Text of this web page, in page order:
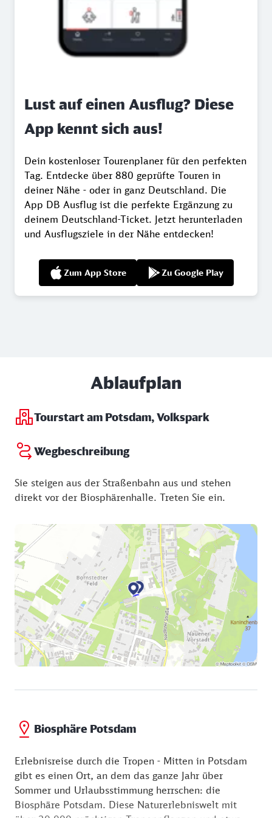
Lust auf einen Ausflug? Diese
App kennt sich aus!
Dein kostenloser Tourenplaner für den perfekten
Tag. Entdecke über 880 geprüfte Touren in
deiner Nähe - oder in ganz Deutschland. Die
App DB Ausflug ist die perfekte Ergänzung zu
deinem Deutschland-Ticket. Jetzt herunterladen
und Ausflugsziele in der Nähe entdecken!
Zum App Store Zu Google Play
Ablaufplan
Tourstart am Potsdam, Volkspark
Wegbeschreibung
Sie steigen aus der Straßenbahn aus und stehen
direkt vor der Biosphärenhalle. Treten Sie ein.
Biosphäre Potsdam
Erlebnisreise durch die Tropen - Mitten in Potsdam
gibt es einen Ort, an dem das ganze Jahr über
Sommer und Urlaubsstimmung herrschen: die
Biosphäre Potsdam. Diese Naturerlebniswelt mit